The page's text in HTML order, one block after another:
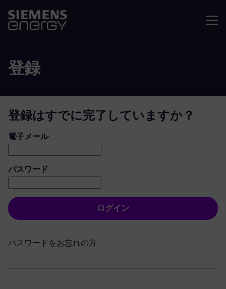
登録
登録はすでに完了していますか？
ログイン：ユーザーとパスワード
電子メール
パスワード
ログイン
パスワードをお忘れの方